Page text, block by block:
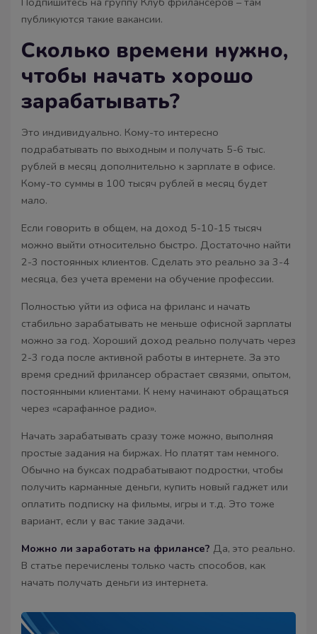
публикуются такие вакансии.
Сколько времени нужно,
чтобы начать хорошо
зарабатывать?
Это индивидуально. Кому-то интересно
подрабатывать по выходным и получать 5-6 тыс.
рублей в месяц дополнительно к зарплате в офисе.
Кому-то суммы в 100 тысяч рублей в месяц будет
мало.
Если говорить в общем, на доход 5-10-15 тысяч
можно выйти относительно быстро. Достаточно найти
2-3 постоянных клиентов. Сделать это реально за 3-4
месяца, без учета времени на обучение профессии.
Полностью уйти из офиса на фриланс и начать
стабильно зарабатывать не меньше офисной зарплаты
можно за год. Хороший доход реально получать через
2-3 года после активной работы в интернете. За это
время средний фрилансер обрастает связями, опытом,
постоянными клиентами. К нему начинают обращаться
через «сарафанное радио».
Начать зарабатывать сразу тоже можно, выполняя
простые задания на биржах. Но платят там немного.
Обычно на буксах подрабатывают подростки, чтобы
получить карманные деньги, купить новый гаджет или
оплатить подписку на фильмы, игры и т.д. Это тоже
вариант, если у вас такие задачи.
Можно ли заработать на фрилансе? Да, это реально.
В статье перечислены только часть способов, как
начать получать деньги из интернета.